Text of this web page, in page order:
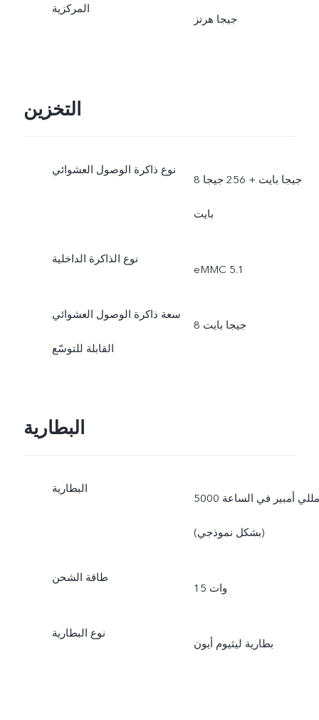
المركزية
جيجا هرتز
التخزين
نوع ذاكرة الوصول العشوائي
8 جيجا بايت + 256 جيجا
بايت
نوع الذاكرة الداخلية
eMMC 5.1
سعة ذاكرة الوصول العشوائي
القابلة للتوسّع
8 جيجا بايت
البطارية
البطارية
5000 مللي أمبير في الساعة
(بشكل نموذجي)
طاقة الشحن
15 وات
نوع البطارية
بطارية ليثيوم أيون